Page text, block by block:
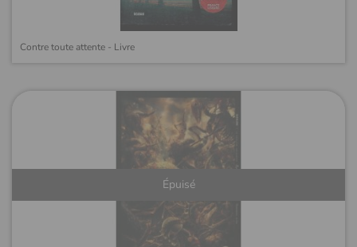
Contre toute attente - Livre
Épuisé